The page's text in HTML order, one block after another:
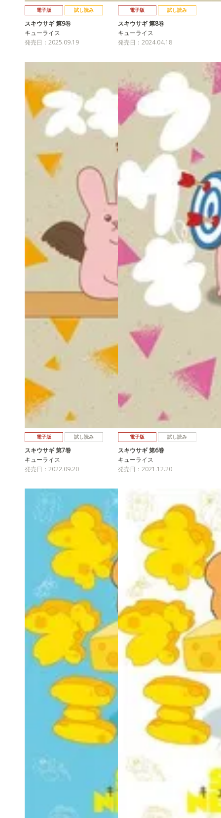
電子版 試し読み
スキウサギ 第9巻
キューライス
発売日：2025.09.19
電子版 試し読み
スキウサギ 第8巻
キューライス
発売日：2024.04.18
電子版 試し読み
スキウサギ 第7巻
キューライス
発売日：2022.09.20
電子版 試し読み
スキウサギ 第6巻
キューライス
発売日：2021.12.20